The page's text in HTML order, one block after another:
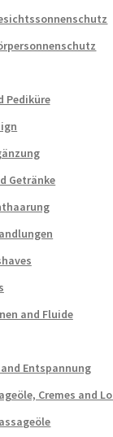
Pediküre
Getränke
and Fluide
Entspannung
Cremes and